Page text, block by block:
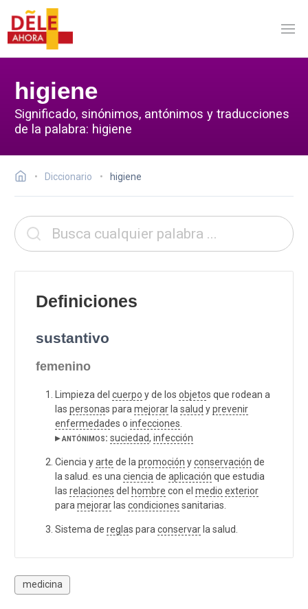
higiene
Significado, sinónimos, antónimos y traducciones
de la palabra: higiene
Diccionario higiene
Definiciones
sustantivo
femenino
Limpieza del cuerpo y de los objetos que rodean a
las personas para mejorar la salud yprevenir
enfermedades o infecciones
▸ antónimos: suciedad, infección
Ciencia yarte de la promoción yconservación de
la salud. es una ciencia de aplicación que estudia
las relaciones del hombre con el medio exterior
para mejorar las condiciones sanitarias.
Sistema de reglas para conservar la salud.
medicina